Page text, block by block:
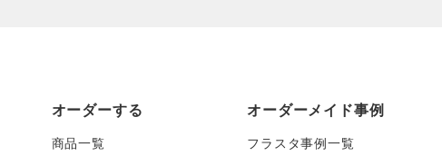
オーダーする
商品一覧
オーダーメイド事例
フラスタ事例一覧